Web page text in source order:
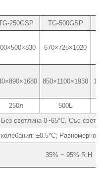
250GSP TG-500GSP
670×725×1020
850×1100×1930
250л 500L
Без светлина 0~65°C, Със
±0.5°C;
35% ~ 95% R.H